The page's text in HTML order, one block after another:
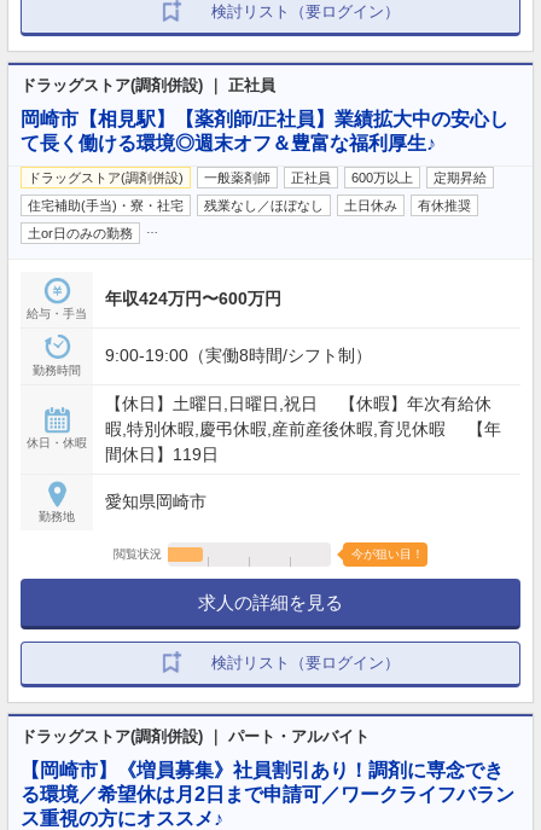
検討リスト（要ログイン）
ドラッグストア(調剤併設) ｜ 正社員
岡崎市【相見駅】【薬剤師/正社員】業績拡大中の安心し
て長く働ける環境◎週末オフ＆豊富な福利厚生♪
ドラッグストア(調剤併設) 一般薬剤師 正社員 600万以上
定期昇給
住宅補助(手当)・寮・社宅
残業なし／ほぼなし 土日休み
有休推奨
土or日のみの勤務
給与・手当
年収424万円〜600万円
勤務時間
9:00-19:00（実働8時間/シフト制）
休日・休暇
【休日】土曜日,日曜日,祝日 【休暇】年次有給休
暇,特別休暇,慶弔休暇,産前産後休暇,育児休暇 【年
間休日】119日
勤務地
愛知県岡崎市
閲覧状況 今が狙い目！
求人の詳細を見る
検討リスト（要ログイン）
ドラッグストア(調剤併設) ｜ パート・アルバイト
【岡崎市】《増員募集》社員割引あり！調剤に専念でき
る環境／希望休は月2日まで申請可／ワークライフバラン
ス重視の方にオススメ♪